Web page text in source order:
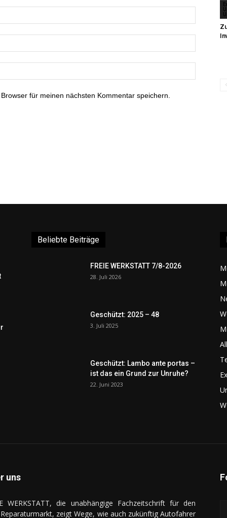
für meinen nächsten Kommentar speichern.
Beliebte Beiträge
FREIE WERKSTATT 7/8-2026
28. Juli 2026
Geschützt: 2025 – 48
3. Juli 2025
Geschützt: Lambo ante portas –
ist das ein Grund zur Unruhe?
22. Juni 2023
uns
WERKSTATT, die unabhängige Fachzeitschrift für den
zeigt Wege, wie auch zukünftig Autofahrer